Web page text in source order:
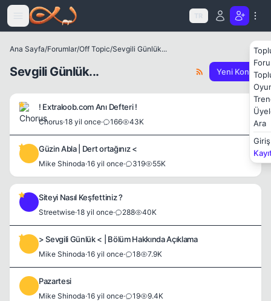
Icerige atla
TR
Ara
Giriş
Ana Sayfa/Forumlar/Off Topic/Sevgili Günlük...
Sevgili Günlük... Yeni Konu
! Extraloob.com Anı Defteri !
Chorus·18 yil once· 166 43K
Güzin Abla | Dert ortağınız <
Mike Shinoda·16 yil once· 319 55K
Siteyi Nasıl Keşfettiniz ?
Streetwise·18 yil once· 288 40K
> Sevgili Günlük < | Bölüm Hakkında Açıklama
Mike Shinoda·16 yil once· 18 7.9K
Pazartesi
Mike Shinoda·16 yil once· 19 9.4K